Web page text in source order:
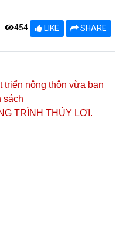
454 LIKE SHARE
triển nông thôn vừa ban
sách
TRÌNH THỦY LỢI.